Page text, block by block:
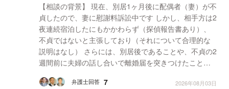
【相談の背景】 現在、別居1ヶ月後に配偶者（妻）が不
貞したので、妻に慰謝料訴訟中です しかし、相手方は2
夜連続宿泊したにもかかわらず（探偵報告書あり）、
不貞ではないと主張しており（それについて合理的な
説明はなし） さらには、別居後であることや、不貞の2
週間前に夫婦の話し合いで離婚届を突きつけたこと
て...
弁護士回答 7 2026年08月03日